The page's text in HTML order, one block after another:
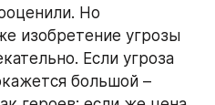
Но
изобретение угрозы
Если угроза
большой –